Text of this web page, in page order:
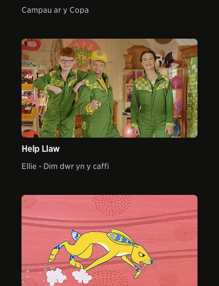
Campau ar y Copa
Help Llaw
Ellie - Dim dwr yn y caffi